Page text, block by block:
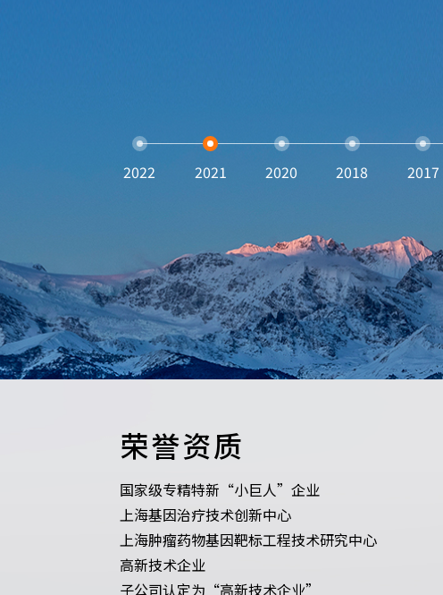
2022 2021 2020 2018 2017
荣誉资质
国家级专精特新“小巨人”企业
上海基因治疗技术创新中心
上海肿瘤药物基因靶标工程技术研究中心
高新技术企业
子公司认定为“高新技术企业”